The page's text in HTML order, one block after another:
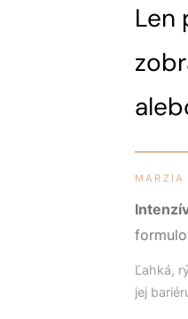
Len
MARZIA
Ľahká,
jej